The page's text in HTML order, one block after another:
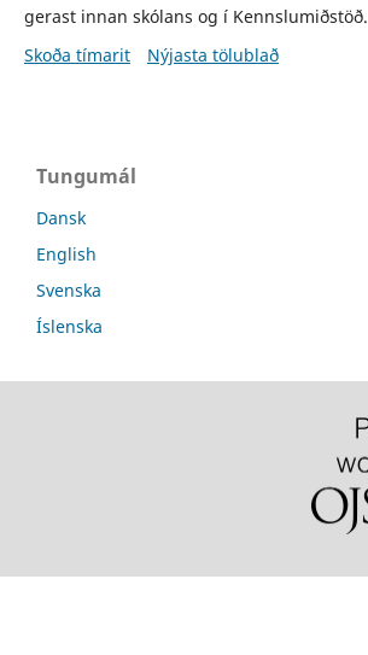
gerast innan skólans og í Kennslumiðstöð.
Skoða tímarit
Nýjasta tölublað
Tungumál
Dansk
English
Svenska
Íslenska